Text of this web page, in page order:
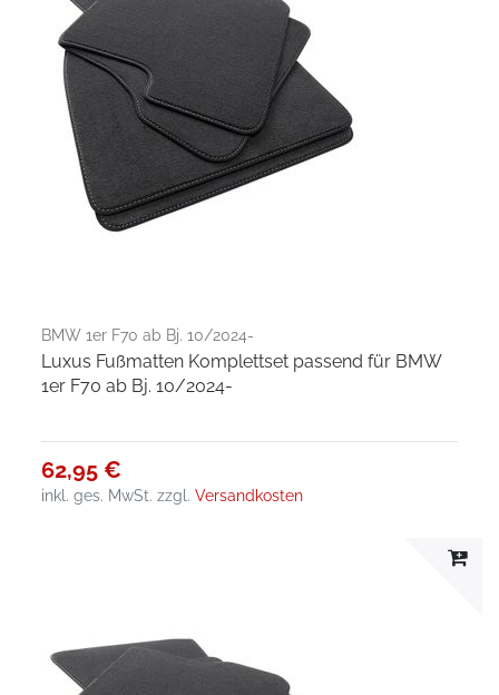
BMW 1er F70 ab Bj. 10/2024-
Luxus Fußmatten Komplettset passend für BMW
1er F70 ab Bj. 10/2024-
62,95 €
inkl. ges. MwSt. zzgl.Versandkosten